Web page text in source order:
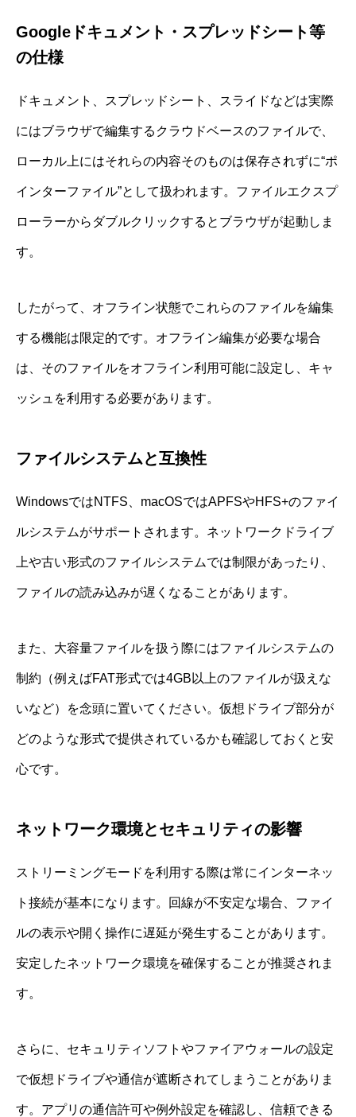
Googleドキュメント・スプレッドシート等
の仕様
ドキュメント、スプレッドシート、スライドなどは実際
にはブラウザで編集するクラウドベースのファイルで、
ローカル上にはそれらの内容そのものは保存されずに“ポ
インターファイル”として扱われます。ファイルエクスプ
ローラーからダブルクリックするとブラウザが起動しま
す。
したがって、オフライン状態でこれらのファイルを編集
する機能は限定的です。オフライン編集が必要な場合
は、そのファイルをオフライン利用可能に設定し、キャ
ッシュを利用する必要があります。
ファイルシステムと互換性
WindowsではNTFS、macOSではAPFSやHFS+のファイ
ルシステムがサポートされます。ネットワークドライブ
上や古い形式のファイルシステムでは制限があったり、
ファイルの読み込みが遅くなることがあります。
また、大容量ファイルを扱う際にはファイルシステムの
制約（例えばFAT形式では4GB以上のファイルが扱えな
いなど）を念頭に置いてください。仮想ドライブ部分が
どのような形式で提供されているかも確認しておくと安
心です。
ネットワーク環境とセキュリティの影響
ストリーミングモードを利用する際は常にインターネッ
ト接続が基本になります。回線が不安定な場合、ファイ
ルの表示や開く操作に遅延が発生することがあります。
安定したネットワーク環境を確保することが推奨されま
す。
さらに、セキュリティソフトやファイアウォールの設定
で仮想ドライブや通信が遮断されてしまうことがありま
す。アプリの通信許可や例外設定を確認し、信頼できる